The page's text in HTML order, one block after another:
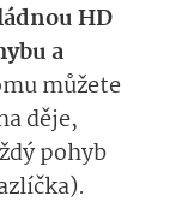
HD
a
můžete
děje,
pohyb